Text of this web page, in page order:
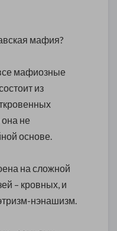
мафия?
мафиозные
из
она не
основе.
на сложной
– кровных, и
нэнашизм.